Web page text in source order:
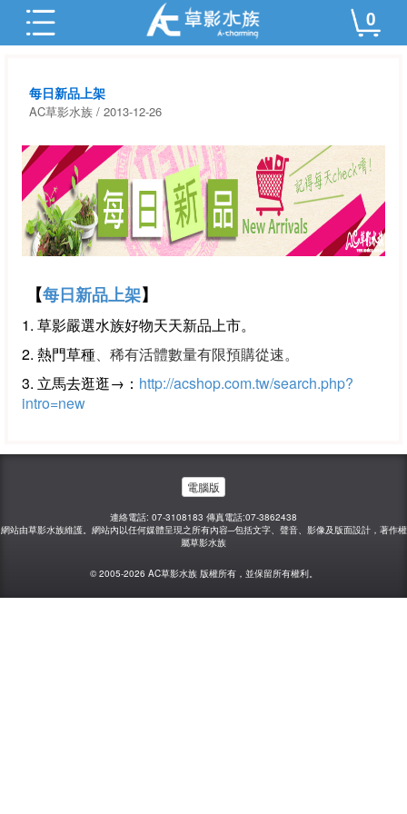
0
每日新品上架
AC草影水族 / 2013-12-26
【每日新品上架】
1. 草影嚴選水族好物天天新品上市。
2. 熱門草種、稀有活體數量有限預購從速。
3. 立馬去逛逛→： http://acshop.com.tw/search.php?
intro=new
電腦版
連絡電話: 07-3108183 傳真電話:07-3862438
網站由草影水族維護。網站內以任何媒體呈現之所有內容─包括文字、聲音、影像及版面設計，著作權
屬草影水族
© 2005-2026 AC草影水族 版權所有，並保留所有權利。